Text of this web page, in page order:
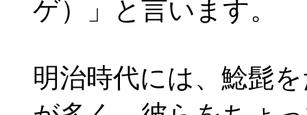
ゲ）」と言います。
明治時代には、鯰髭